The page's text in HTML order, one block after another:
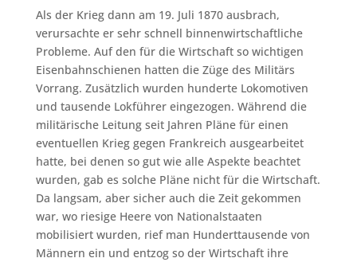
Als der Krieg dann am 19. Juli 1870 ausbrach,
verursachte er sehr schnell binnenwirtschaftliche
Probleme. Auf den für die Wirtschaft so wichtigen
Eisenbahnschienen hatten die Züge des Militärs
Vorrang. Zusätzlich wurden hunderte Lokomotiven
und tausende Lokführer eingezogen. Während die
militärische Leitung seit Jahren Pläne für einen
eventuellen Krieg gegen Frankreich ausgearbeitet
hatte, bei denen so gut wie alle Aspekte beachtet
wurden, gab es solche Pläne nicht für die Wirtschaft.
Da langsam, aber sicher auch die Zeit gekommen
war, wo riesige Heere von Nationalstaaten
mobilisiert wurden, rief man Hunderttausende von
Männern ein und entzog so der Wirtschaft ihre